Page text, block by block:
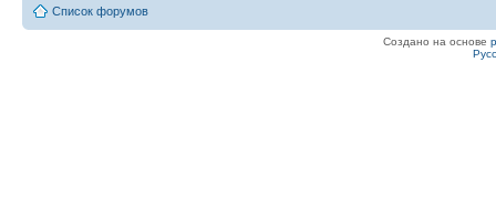
Список форумов
Создано на основе